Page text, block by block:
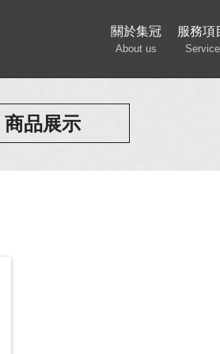
關於集冠
About us
服務項
Service
商品展示